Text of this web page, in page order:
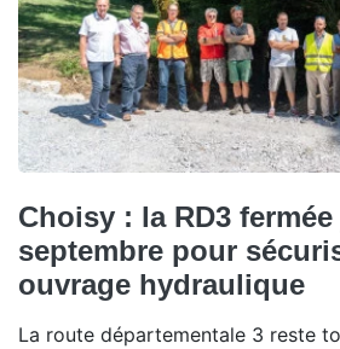
Choisy : la RD3
septembre pour
ouvrage hydraulique
La route départementale 3 reste